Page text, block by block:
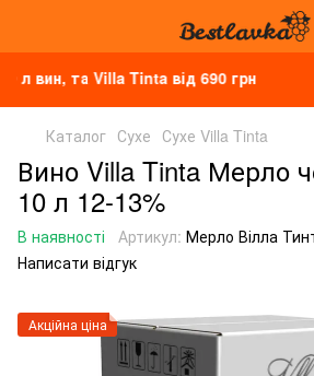
вин, та Villa Tinta від 690 грн
Каталог Сухе Сухе Villa Tinta
Вино Villa Tinta Мерло
10 л 12-13%
В наявності Артикул: Мерло Вілла
Написати відгук
Акційна ціна